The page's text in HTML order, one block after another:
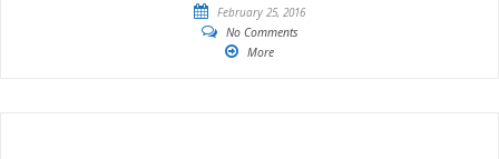
February 25, 2016
No Comments
More